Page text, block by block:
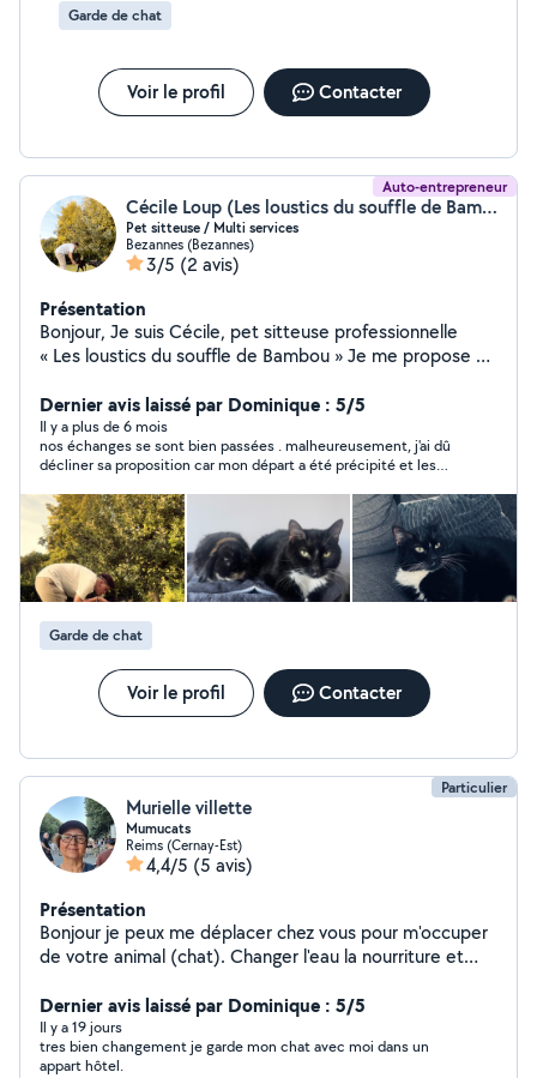
Garde de chat
Voir le profil Contacter
Auto-entrepreneur
Cécile Loup (Les loustics du souffle de Bambou)
Pet sitteuse / Multi services
Bezannes (Bezannes)
3/5 (2 avis)
Présentation
Bonjour, Je suis Cécile, pet sitteuse professionnelle
« Les loustics du souffle de Bambou » Je me propose de
rongeurs , animaux exotique ) a votre domicile ou
promener vos chiens en votre absence. Je suis titulaire
de l'Acaced. Je propose également de faire de la
conciergerie pour vos airbnb ou service administratif en
tout genre. Aide au rangement , nettoyage logement
encombré Multi tâches et disponible pour vous aider.
Propose également service de garde d'enfants.
Cordialement
Dernier avis laissé par Dominique : 5/5
Il y a plus de 6 mois
nos échanges se sont bien passées . malheureusement, j'ai dû
décliner sa proposition car mon départ a été précipité et les
que je la recontacterai !
Garde de chat
Voir le profil Contacter
Particulier
Murielle villette
Mumucats
Reims (Cernay-Est)
4,4/5 (5 avis)
Présentation
Bonjour je peux me déplacer chez vous pour m'occuper
de votre animal (chat). Changer l'eau la nourriture et
une personne de confiance .
Dernier avis laissé par Dominique : 5/5
Il y a 19 jours
tres bien changement je garde mon chat avec moi dans un
appart hôtel.